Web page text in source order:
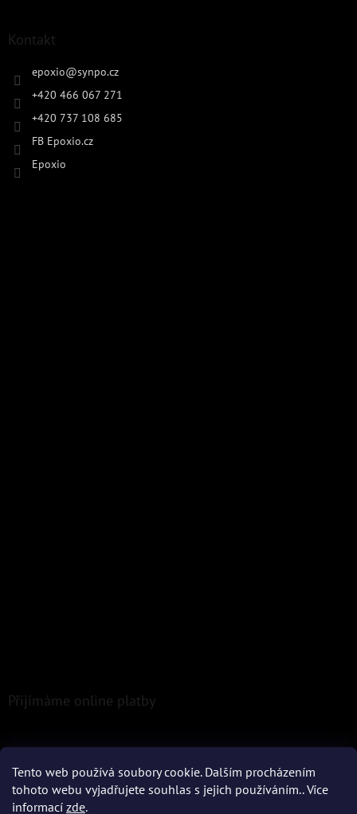
Tento web používá soubory cookie. Dalším procházením
tohoto webu vyjadřujete souhlas s jejich používáním.. Více
informací zde.
Kontakt
epoxio@synpo.cz
+420 466 067 271
+420 737 108 685
FB Epoxio.cz
Epoxio
Přijímáme online platby